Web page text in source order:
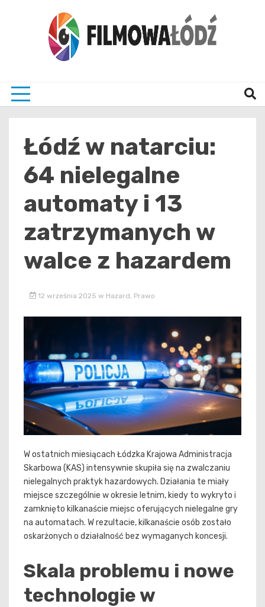
Łódź w natarciu:
64 nielegalne
automaty i 13
zatrzymanych w
walce z hazardem
12 września 2025 w Hazard Prawo
W ostatnich miesiącach Łódzka Krajowa Administracja
Skarbowa (KAS) intensywnie skupiła się na zwalczaniu
nielegalnych praktyk hazardowych. Działania te miały
miejsce szczególnie w okresie letnim, kiedy to wykryto i
zamknięto kilkanaście miejsc oferujących nielegalne gry
na automatach. W rezultacie, kilkanaście osób zostało
oskarżonych o działalność bez wymaganych koncesji.
Skala problemu i nowe
technologie w